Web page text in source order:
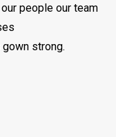
people our team
strong.